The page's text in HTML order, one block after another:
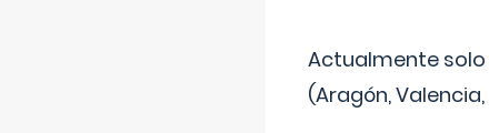
Actualmente solo
(Aragón,